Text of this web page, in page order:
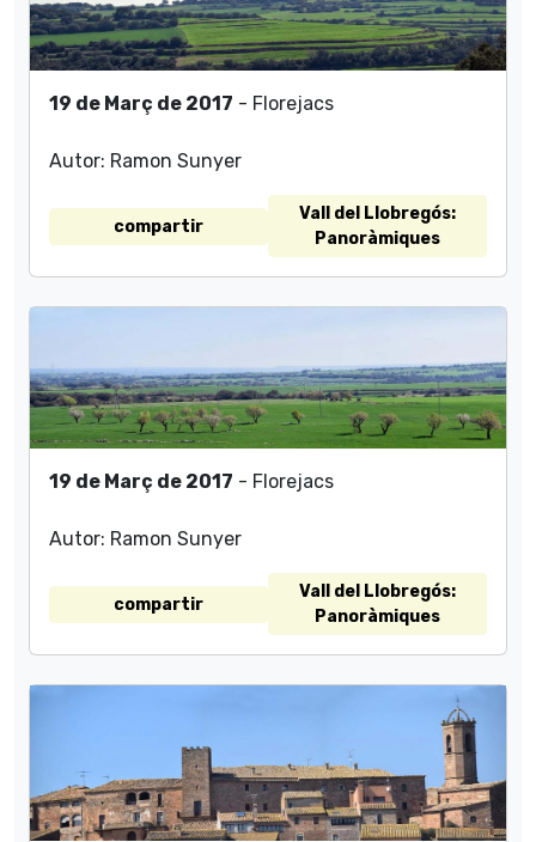
19 de Març de 2017 - Florejacs
Autor: Ramon Sunyer
compartir
Vall del Llobregós:
Panoràmiques
19 de Març de 2017 - Florejacs
Autor: Ramon Sunyer
compartir
Vall del Llobregós:
Panoràmiques